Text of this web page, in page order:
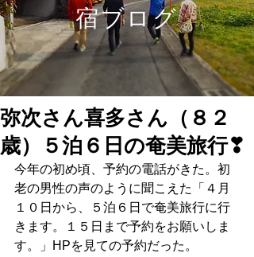
宿ブログ
弥次さん喜多さん（８２
歳）５泊６日の奄美旅行❣
今年の初め頃、予約の電話がきた。初
老の男性の声のように聞こえた「４月
１０日から、５泊６日で奄美旅行に行
きます。１５日まで予約をお願いしま
す。」HPを見ての予約だった。